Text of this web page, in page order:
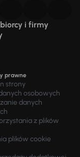
i firmy
prawne
strony
osobowych
danych
z plików
plików cookie